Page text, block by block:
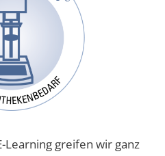
Learning greifen wir ganz